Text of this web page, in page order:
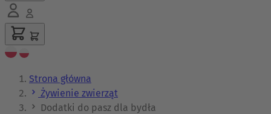
Strona główna
Żywienie zwierząt
Dodatki do pasz dla bydła